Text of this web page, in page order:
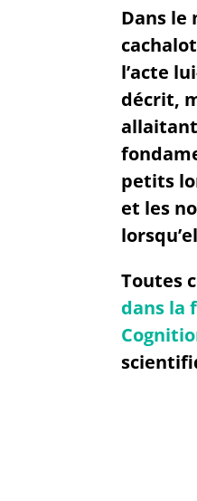
Dans le
l’acte
décrit,
petits
et les
Toutes
dans la